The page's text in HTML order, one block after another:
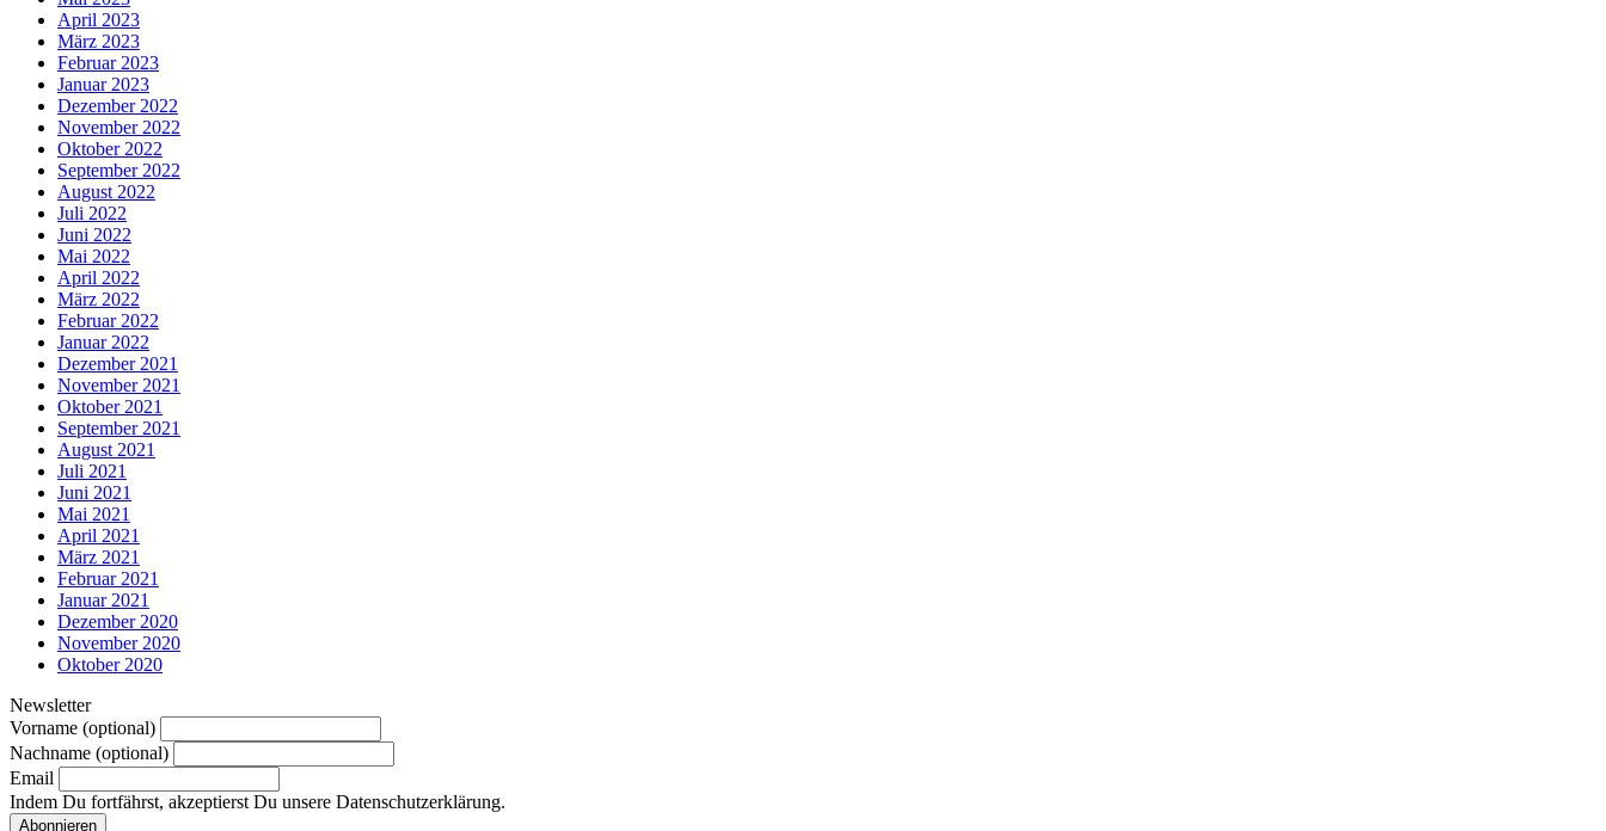
April 2023
März 2023
Februar 2023
Januar 2023
Dezember 2022
November 2022
Oktober 2022
September 2022
August 2022
Juli 2022
Juni 2022
Mai 2022
April 2022
März 2022
Februar 2022
Januar 2022
Dezember 2021
November 2021
Oktober 2021
September 2021
August 2021
Juli 2021
Juni 2021
Mai 2021
April 2021
März 2021
Februar 2021
Januar 2021
Dezember 2020
November 2020
Oktober 2020
Newsletter
Vorname (optional)
Nachname (optional)
Email
Indem Du fortfährst, akzeptierst Du unsere Datenschutzerklärung.